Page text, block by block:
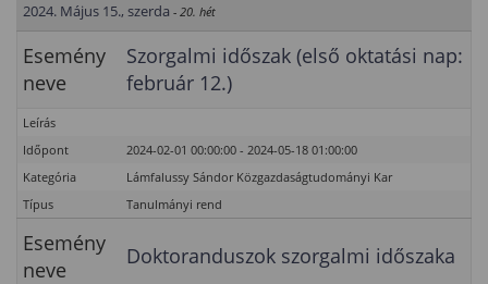
2024. Május 15., szerda - 20. hét
Esemény
neve
Szorgalmi időszak (első oktatási nap:
február 12.)
Leírás
Időpont
2024-02-01 00:00:00 - 2024-05-18 01:00:00
Kategória
Lámfalussy Sándor Közgazdaságtudományi Kar
Típus
Tanulmányi rend
Esemény
neve
Doktoranduszok szorgalmi időszaka